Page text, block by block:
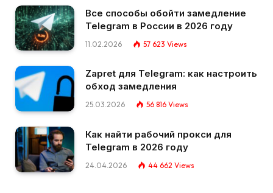
Все способы обойти замедление
Telegram в России в 2026 году
11.02.2026 57 623 Views
Zapret для Telegram: как настроить
обход замедления
25.03.2026 56 816 Views
Как найти рабочий прокси для
Telegram в 2026 году
24.04.2026 44 662 Views